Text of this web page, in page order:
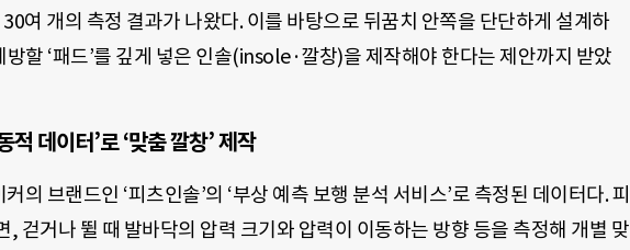
여 개의 측정 결과가 나왔다. 이를 바탕으로 뒤꿈치 안쪽을 단단하게 설계하
할 ‘패드’를 깊게 넣은 인솔(insole·깔창)을 제작해야 한다는 제안까지 받았
적 데이터’로 ‘맞춤 깔창’ 제작
의 브랜드인 ‘피츠인솔’의 ‘부상 예측 보행 분석 서비스’로 측정된 데이터다. 피
, 걷거나 뛸 때 발바닥의 압력 크기와 압력이 이동하는 방향 등을 측정해 개별 맞